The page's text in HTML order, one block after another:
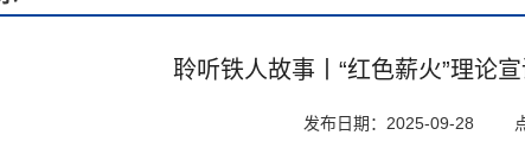
聆听铁人故事丨“红色薪火”理论
发布日期：2025-09-28